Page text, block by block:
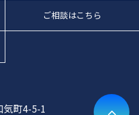
ご相談はこちら
気町4-5-1